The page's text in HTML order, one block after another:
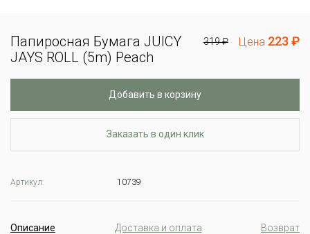
Папиросная Бумага JUICY
JAYS ROLL (5m) Peach
319 ₽ Цена 223 ₽
Добавить в корзину
Заказать в один клик
Артикул: 10739
Описание Доставка и оплата Возврат